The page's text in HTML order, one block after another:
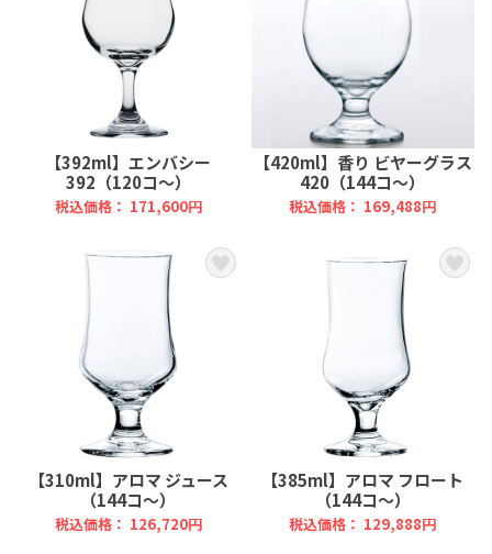
【392ml】エンバシー
392（120コ～）
税込価格： 171,600円
【420ml】香り ビヤーグラス
420（144コ～）
税込価格： 169,488円
【310ml】アロマ ジュース
（144コ～）
税込価格： 126,720円
【385ml】アロマ フロート
（144コ～）
税込価格： 129,888円